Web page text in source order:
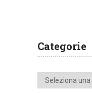
Categorie
Categorie